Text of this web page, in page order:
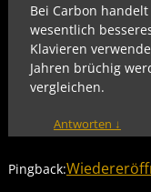
Bei Carbon
wesentlich
Klavieren
Jahren brüchig
vergleichen.
Antworten ↓
Pingback: